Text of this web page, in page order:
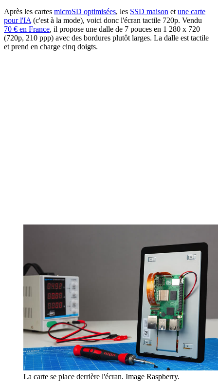
Après les cartes microSD optimisées, les SSD maison et une carte
pour l'IA (c'est à la mode), voici donc l'écran tactile 720p. Vendu
70 € en France, il propose une dalle de 7 pouces en 1 280 x 720
(720p, 210 ppp) avec des bordures plutôt larges. La dalle est tactile
et prend en charge cinq doigts.
La carte se place derrière l'écran. Image Raspberry.